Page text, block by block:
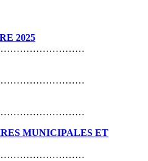
2025
MUNICIPALES ET